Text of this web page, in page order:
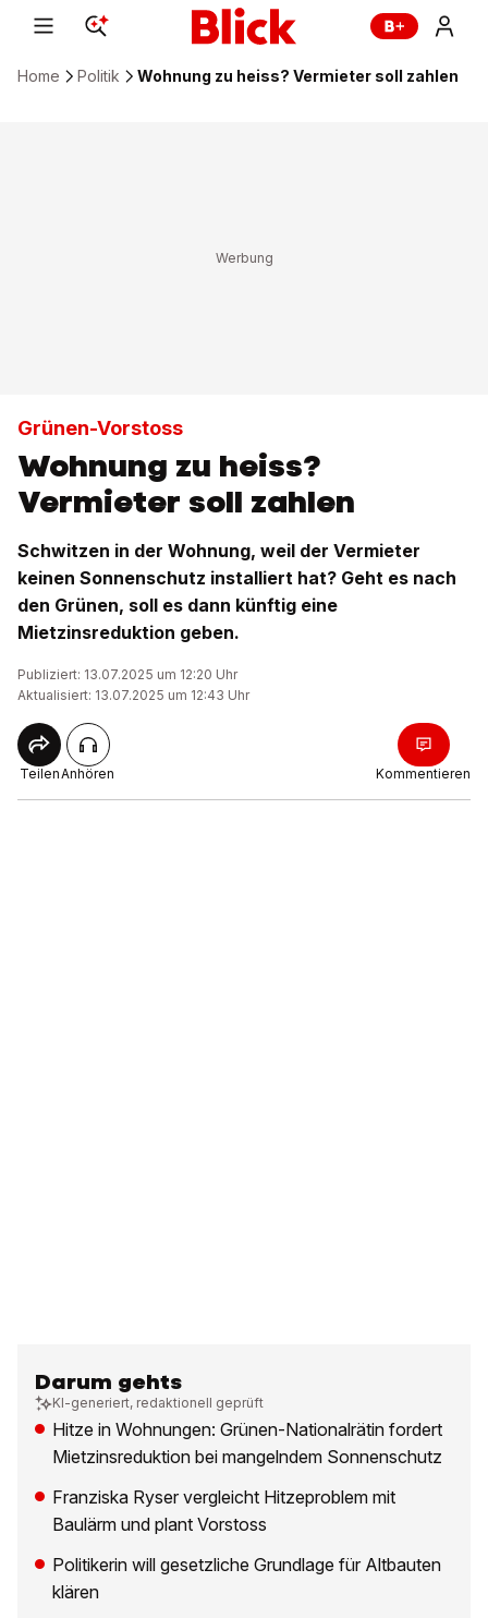
Home Politik Wohnung zu heiss? Vermieter soll zahlen
Grünen-Vorstoss
Wohnung zu heiss?
Vermieter soll zahlen
Schwitzen in der Wohnung, weil der Vermieter
keinen Sonnenschutz installiert hat? Geht es nach
den Grünen, soll es dann künftig eine
Mietzinsreduktion geben.
Publiziert: 13.07.2025 um 12:20 Uhr
Aktualisiert: 13.07.2025 um 12:43 Uhr
TeilenAnhören Kommentieren
Darum gehts
KI-generiert, redaktionell geprüft
Hitze in Wohnungen: Grünen-Nationalrätin fordert
Mietzinsreduktion bei mangelndem Sonnenschutz
Franziska Ryser vergleicht Hitzeproblem mit
Baulärm und plant Vorstoss
Politikerin will gesetzliche Grundlage für Altbauten
klären